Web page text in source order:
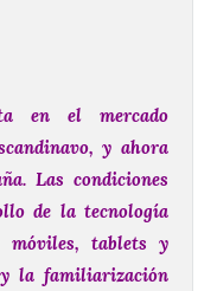
en el mercado
y ahora
Las condiciones
de la tecnología
tablets y
y la familiarización